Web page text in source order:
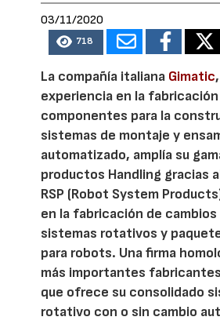
03/11/2020
718
La compañía italiana Gimatic
experiencia en la
componentes para la
sistemas de montaje y
automatizado, amplía su
productos Handling gracias
RSP (Robot System
en la fabricación de
sistemas rotativos y
para robots. Una firma
más importantes
que ofrece su consolidado
rotativo con o sin cambio